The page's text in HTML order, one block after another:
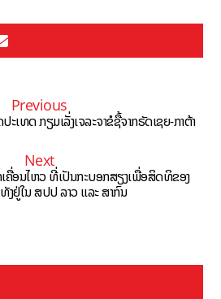
Previous
ທດ ກຽມເລັ່ງເຈລະຈາຂໍຊື້ຈາກຣັດເຊຍ-ກາຕ້າ
Next
ຄື່ອນໄຫວ ທີ່ເປັນກະບອກສຽງເພື່ອສິດທິຂອງ
ງ​ຢູ່​ໃນ ສ​ປ​ປ ລາວ ແລະ​ ສາ​ກົນ